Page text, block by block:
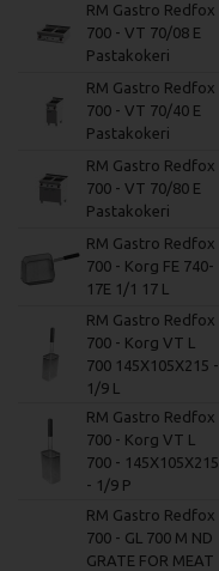
RM Gastro Redfox
700 - VT 70/08 E
Pastakokeri
RM Gastro Redfox
700 - VT 70/40 E
Pastakokeri
RM Gastro Redfox
700 - VT 70/80 E
Pastakokeri
RM Gastro Redfox
700 - Korg FE 740-
17E 1/1 17 L
RM Gastro Redfox
700 - Korg VT L
700 145X105X215 -
1/9 L
RM Gastro Redfox
700 - Korg VT L
700 - 145X105X215
- 1/9 P
RM Gastro Redfox
700 - GL 700 M ND
GRATE FOR MEAT